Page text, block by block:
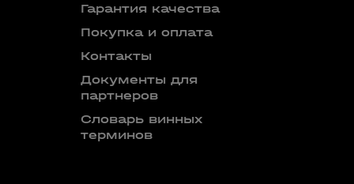
Гарантия качества
Покупка и оплата
Контакты
Документы для
партнеров
Словарь винных
терминов